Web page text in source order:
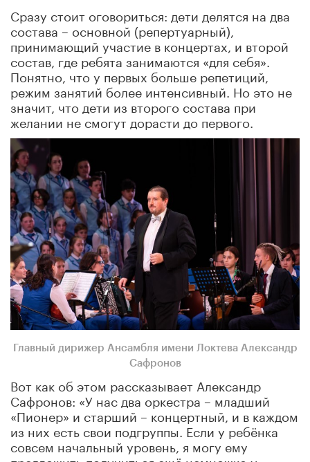
Сразу стоит оговориться: дети делятся на два
состава – основной (репертуарный),
принимающий участие в концертах, и второй
состав, где ребята занимаются «для себя».
Понятно, что у первых больше репетиций,
режим занятий более интенсивный. Но это не
значит, что дети из второго состава при
желании не смогут дорасти до первого.
Главный дирижер Ансамбля имени Локтева Александр
Сафронов
Вот как об этом рассказывает Александр
Сафронов: «У нас два оркестра – младший
«Пионер» и старший – концертный, и в каждом
из них есть свои подгруппы. Если у ребёнка
совсем начальный уровень, я могу ему